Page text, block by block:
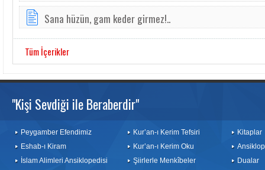
Sa­na hü­zün, gam ­ke­der gir­mez!..
Tüm İçerikler
"Kişi Sevdiği ile Beraberdir"
Peygamber Efendimiz
Eshab-ı Kiram
İslam Alimleri Ansiklopedisi
Kur’an-ı Kerim Tefsiri
Kur’an-ı Kerim Oku
Şiirlerle Menkîbeler
Kitaplar
Dualar